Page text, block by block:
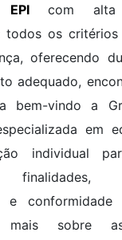
EPI com alta
todos os critérios
oferecendo
adequado,
bem-vindo a
em
individual
finalidades,
e
mais sobre